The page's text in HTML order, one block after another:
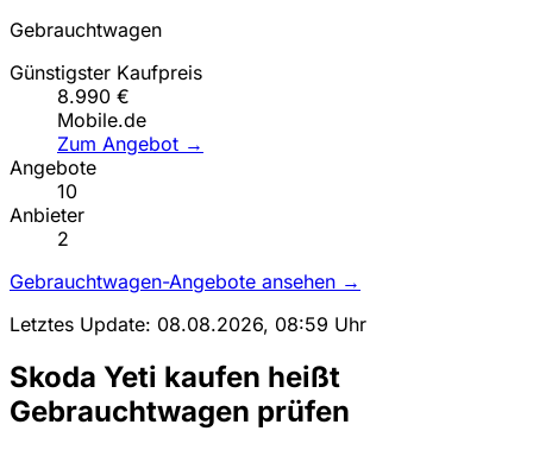
Gebrauchtwagen
Günstigster Kaufpreis
8.990 €
Mobile.de
Zum Angebot →
Angebote
10
Anbieter
2
Gebrauchtwagen-Angebote ansehen →
Letztes Update: 08.08.2026, 08:59 Uhr
Skoda Yeti kaufen heißt
Gebrauchtwagen prüfen